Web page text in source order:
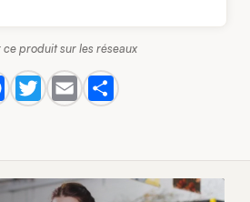
ce produit sur les réseaux